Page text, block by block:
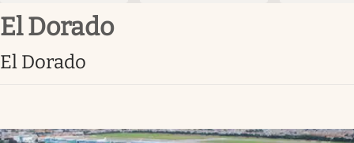
Dólar y mercados
Curiosidades
El Dorado
El Dorado